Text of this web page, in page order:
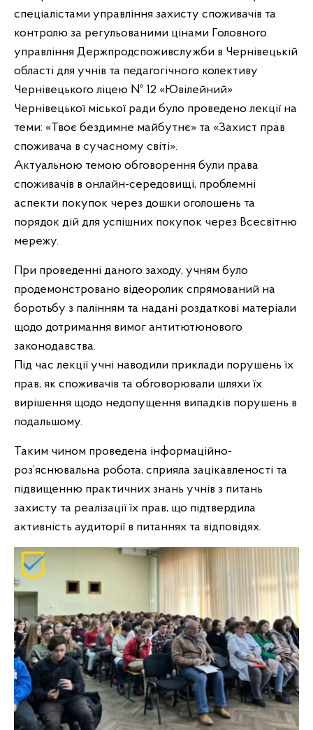
спеціалістами управління захисту споживачів та
контролю за регульованими цінами Головного
управління Держпродспоживслужби в Чернівецькій
області для учнів та педагогічного колективу
Чернівецького ліцею № 12 «Ювілейний»
Чернівецької міської ради було проведено лекції на
теми: «Твоє бездимне майбутнє» та «Захист прав
споживача в сучасному світі».
Актуальною темою обговорення були права
споживачів в онлайн-середовищі, проблемні
аспекти покупок через дошки оголошень та
порядок дій для успішних покупок через Всесвітню
мережу.
При проведенні даного заходу, учням було
продемонстровано відеоролик спрямований на
боротьбу з палінням та надані роздаткові матеріали
щодо дотримання вимог антитютюнового
законодавства.
Під час лекції учні наводили приклади порушень їх
прав, як споживачів та обговорювали шляхи їх
вирішення щодо недопущення випадків порушень в
подальшому.
Таким чином проведена інформаційно-
роз’яснювальна робота, сприяла зацікавленості та
підвищенню практичних знань учнів з питань
захисту та реалізації їх прав, що підтвердила
активність аудиторії в питаннях та відповідях.